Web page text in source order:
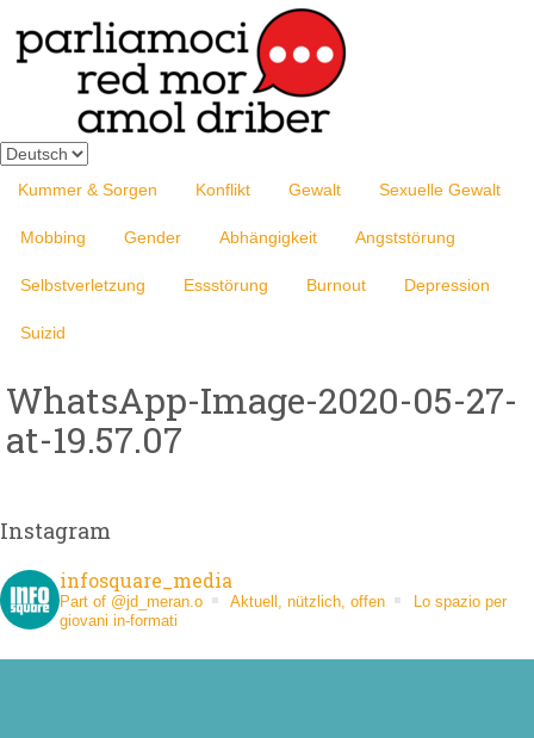
Sprache
Kummer & Sorgen Konflikt Gewalt Sexuelle Gewalt
Mobbing Gender Abhängigkeit Angststörung
Selbstverletzung Essstörung Burnout Depression
Suizid
WhatsApp-Image-2020-05-27-
at-19.57.07
Instagram
infosquare_media
Part of @jd_meran.o Aktuell, nützlich, offen
Lo spazio per
giovani in-formati